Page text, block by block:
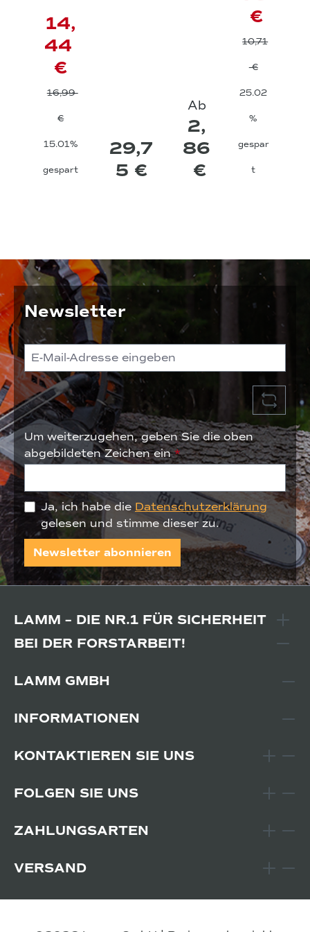
14,
44
€
16,99
€
15.01%
gespart
29,7
5 €
Ab
2,
86
€
€
10,71
€
25.02
%
gespar
t
Newsletter
Um weiterzugehen, geben Sie die oben
abgebildeten Zeichen ein*
Ja, ich habe die Datenschutzerklärung
gelesen und stimme dieser zu.
Newsletter abonnieren
LAMM – DIE NR.1 FÜR SICHERHEIT
BEI DER FORSTARBEIT!
LAMM GMBH
INFORMATIONEN
KONTAKTIEREN SIE UNS
FOLGEN SIE UNS
ZAHLUNGSARTEN
VERSAND